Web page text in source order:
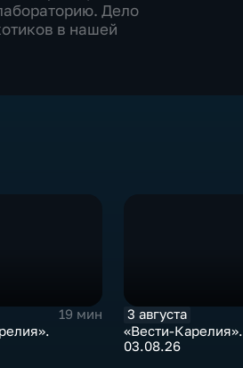
Дело
в нашей
19 мин
3 августа
«Вести-Карелия».
03.08.26